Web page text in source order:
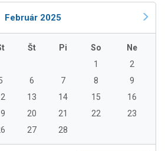
Február 2025
Št Pi So
Ne
1
2
6 7 8
9
13 14 15
16
20 21 22
23
27 28